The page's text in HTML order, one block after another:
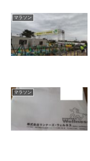
マラソン
マラソン